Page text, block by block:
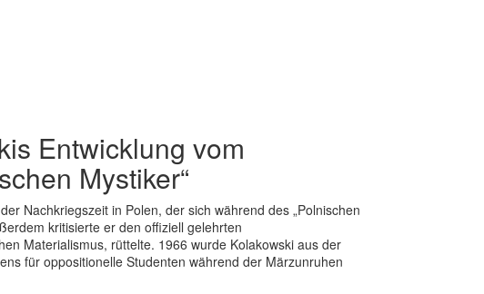
Entwicklung vom
Mystiker“
Nachkriegszeit in Polen, der sich während des „Polnischen
kritisierte er den offiziell gelehrten
Materialismus, rüttelte. 1966 wurde Kolakowski aus der
für oppositionelle Studenten während der Märzunruhen